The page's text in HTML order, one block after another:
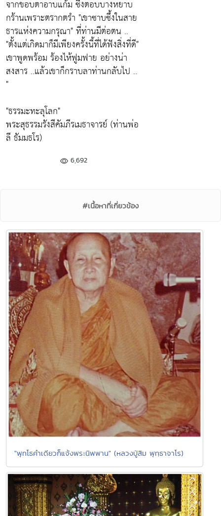
จากขอบตาอาบแก้ม ซึ่งตอบบางหยาบ
กร้านเพราะตรากตรำ "เขาซาบซึ้งในสาย
ธารแห่งความกรุณา" ที่ท่านมีต่อตน ..
"ตั้งแต่เกิดมาก็มีเพียงครั้งนี้ที่ได้ฟังสิ่งที่ดี"
เขาพูดพร้อม ร้องไห้ฟูมฟาย อย่างน่า
สงสาร ..แล้วเขาก็กราบลาท่านกลับไป ..
"
"ธรรมะทะลุโลก"
พระสุธรรมรังสีคัมภีรเมธาจารย์ (ท่านพ่อ
ลี ธัมมธโร)
6,692
#เนื้อหาที่เกี่ยวข้อง
"พุทโธคำเดียวก็แจ้งพระนิพพาน" (หลวงปู่สิม พุทฺธาจาโร)